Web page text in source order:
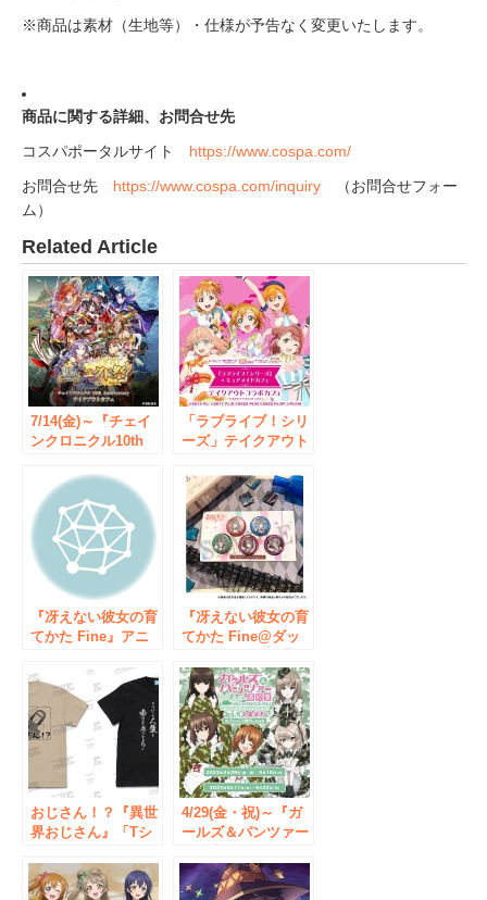
※商品は素材（生地等）・仕様が予告なく変更いたします。
商品に関する詳細、お問合せ先
コスパポータルサイト https://www.cospa.com/
お問合せ先 https://www.cospa.com/inquiry （お問合せフォー
ム）
Related Article
7/14(金)～『チェイ
ンクロニクル10th
アウトカフェ』
CURE MAID CAFÉ
で開催！【タブリ
エ・マーケティング
株式会社】
「ラブライブ！シリ
ーズ」テイクアウト
ドリンク/特典ライ
ンナップ発表！
CURE MAID CAFÉ
で7/28～提供開始！
『冴えない彼女の育
てかた Fine』アニ
2021の開催が決定！
『冴えない彼女の育
てかた Fine@ダッ
原・大阪日本橋で期
間限定オープン！描
き下ろしイラストグ
ッズが登場！オンラ
インショップも同時
開催！
おじさん！？『異世
界おじさん』「Tシ
イベル、アリシアの
「アクリルマルチキ
4/29(金・祝)～『ガ
ールズ＆パンツァー
ェ秋葉原のCURE
MAID CAFÉ(キュア